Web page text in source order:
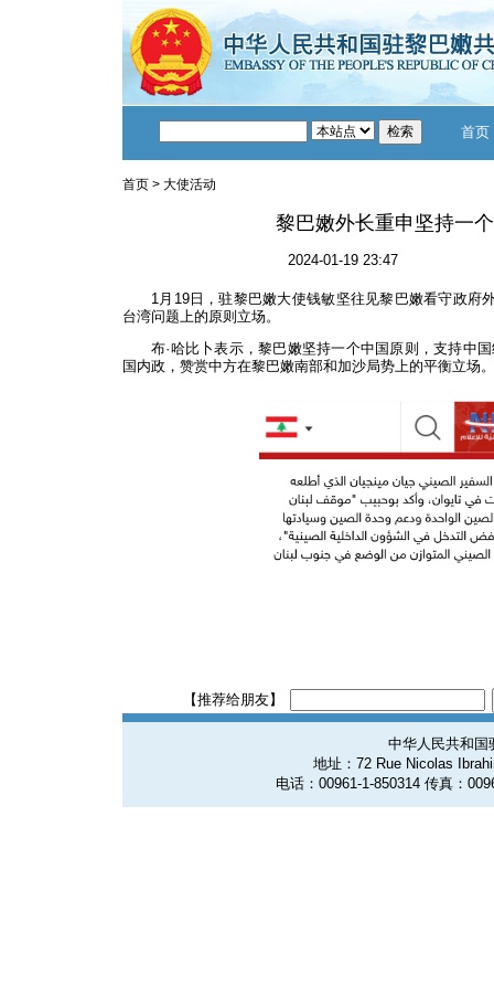
首页
首页 > 大使活动
黎巴嫩外长重申坚持一
2024-01-19 23:47
1月19日，驻黎巴嫩大使钱敏坚往见黎巴嫩看守政府
台湾问题上的原则立场。
布·哈比卜表示，黎巴嫩坚持一个中国原则，支持中
国内政，赞赏中方在黎巴嫩南部和加沙局势上的平衡立场。
【推荐给朋友】
中华人民共和国
地址：72 Rue Nicolas
电话：00961-1-850314 传真：